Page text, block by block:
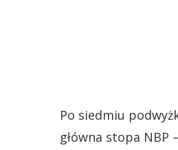
Po siedmiu
główna stopa